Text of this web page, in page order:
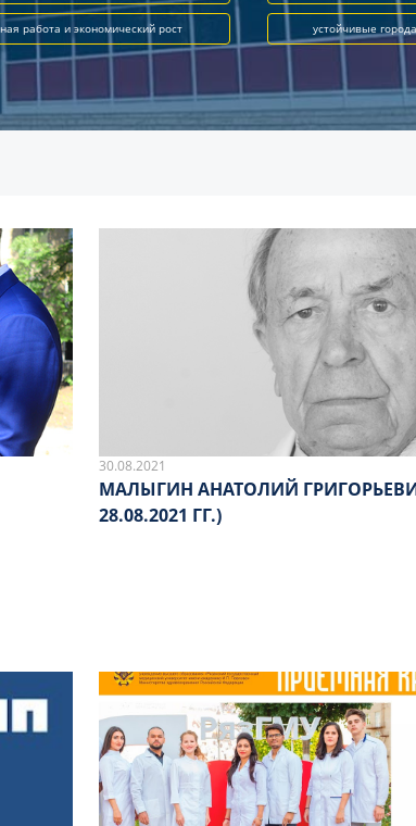
работа и экономический рост устойчивые
30.08.2021
МАЛЫГИН АНАТОЛИЙ
28.08.2021 ГГ.)